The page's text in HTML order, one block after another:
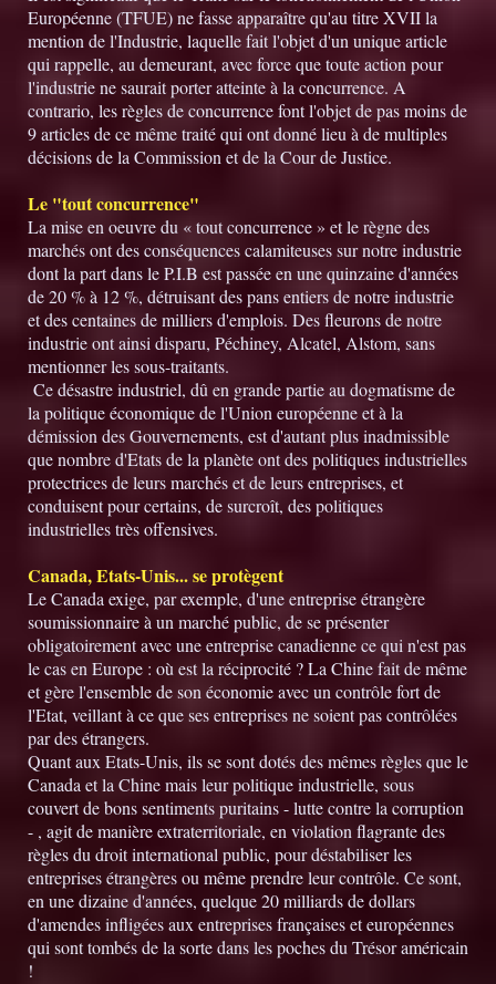
Européenne (TFUE) ne fasse apparaître qu'au titre XVII la
mention de l'Industrie, laquelle fait l'objet d'un unique article
qui rappelle, au demeurant, avec force que toute action pour
l'industrie ne saurait porter atteinte à la concurrence. A
contrario, les règles de concurrence font l'objet de pas moins de
9 articles de ce même traité qui ont donné lieu à de multiples
décisions de la Commission et de la Cour de Justice.
Le "tout concurrence"
La mise en oeuvre du « tout concurrence » et le règne des
marchés ont des conséquences calamiteuses sur notre industrie
dont la part dans le P.I.B est passée en une quinzaine d'années
de 20 % à 12 %, détruisant des pans entiers de notre industrie
et des centaines de milliers d'emplois. Des fleurons de notre
industrie ont ainsi disparu, Péchiney, Alcatel, Alstom, sans
mentionner les sous-traitants.
Ce désastre industriel, dû en grande partie au dogmatisme de
la politique économique de l'Union européenne et à la
démission des Gouvernements, est d'autant plus inadmissible
que nombre d'Etats de la planète ont des politiques industrielles
protectrices de leurs marchés et de leurs entreprises, et
conduisent pour certains, de surcroît, des politiques
industrielles très offensives.
Canada, Etats-Unis... se protègent
Le Canada exige, par exemple, d'une entreprise étrangère
soumissionnaire à un marché public, de se présenter
obligatoirement avec une entreprise canadienne ce qui n'est pas
le cas en Europe : où est la réciprocité ? La Chine fait de même
et gère l'ensemble de son économie avec un contrôle fort de
l'Etat, veillant à ce que ses entreprises ne soient pas contrôlées
par des étrangers.
Quant aux Etats-Unis, ils se sont dotés des mêmes règles que le
Canada et la Chine mais leur politique industrielle, sous
couvert de bons sentiments puritains - lutte contre la corruption
- , agit de manière extraterritoriale, en violation flagrante des
règles du droit international public, pour déstabiliser les
entreprises étrangères ou même prendre leur contrôle. Ce sont,
en une dizaine d'années, quelque 20 milliards de dollars
d'amendes infligées aux entreprises françaises et européennes
qui sont tombés de la sorte dans les poches du Trésor américain
!